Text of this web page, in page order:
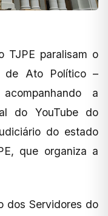
TJPE paralisam o
de Ato Político –
a
do YouTube do
do estado
que organiza a
dos Servidores do